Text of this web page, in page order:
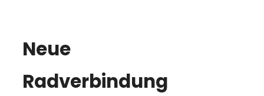
Neue
Radverbindung